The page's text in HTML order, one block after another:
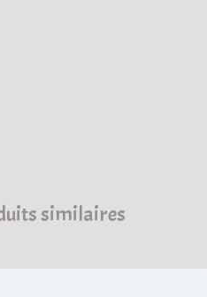
similaires